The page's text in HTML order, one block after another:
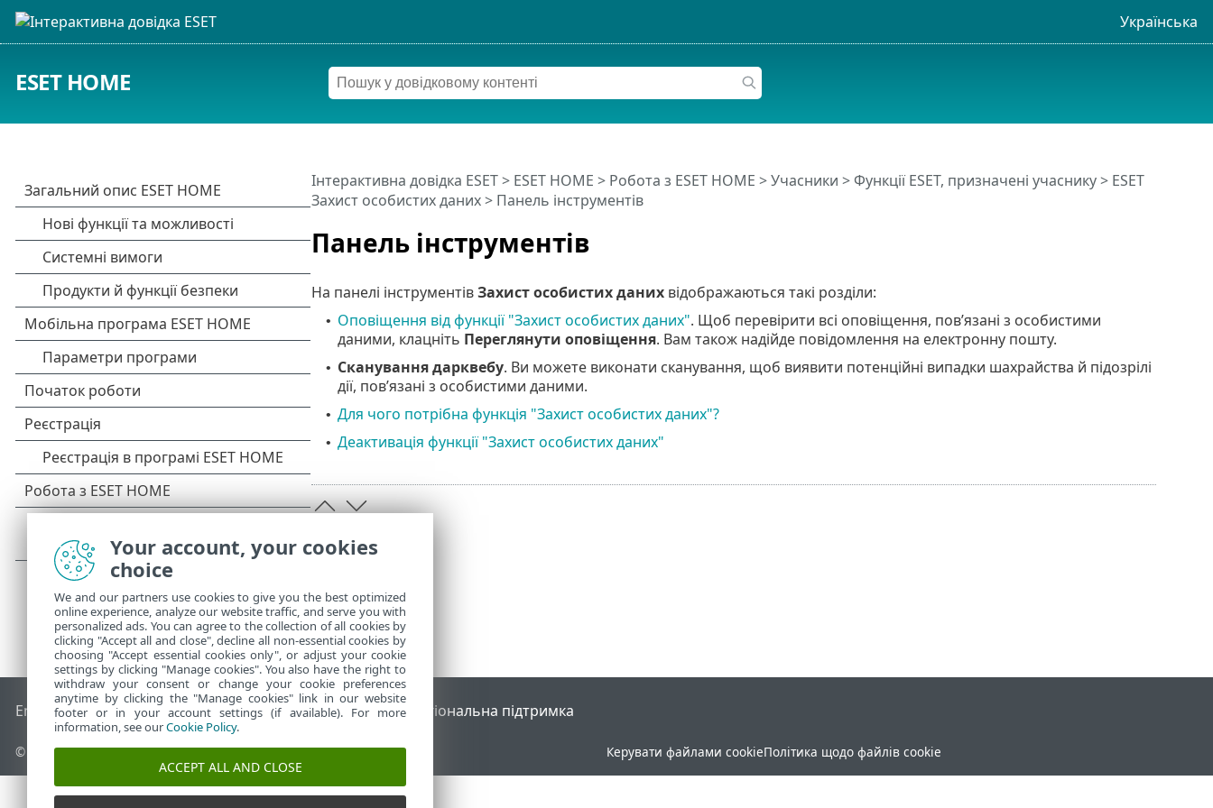
Українська
ESET HOME
Панель інструментів
Інтерактивна довідка ESET> ESET HOME > Робота з ESET HOME >Учасники >Функції ESET, призначені учаснику> ESET
Захист особистих даних> Панель інструментів
На панелі інструментівЗахист особистих данихвідображаються такі розділи:
• Оповіщення від функції "Захист особистих даних". Щоб перевірити всі оповіщення, пов’язані з особистими
даними, клацніть Переглянути оповіщення. Вам також надійде повідомлення на електронну пошту.
• Сканування дарквебу. Ви можете виконати сканування, щоб виявити потенційні випадки шахрайства й підозрілі
дії, пов’язані з особистими даними.
• Для чого потрібна функція "Захист особистих даних"?
• Деактивація функції "Захист особистих даних"
End of Life База знань ESETФорум ESET ESET Status Portal Регіональна підтримка
© 1992 - 2026 ESET, spol. s r.o. - Усі права захищено. Керувати файлами cookieПолітика щодо файлів cookie
Your account, your cookies
choice
We and our partners use cookies to give you the best optimized
online experience, analyze our website traffic, and serve you with
personalized ads. You can agree to the collection of all cookies by
clicking "Accept all and close", decline all non-essential cookies by
choosing "Accept essential cookies only", or adjust your cookie
settings by clicking "Manage cookies". You also have the right to
withdraw your consent or change your cookie preferences
anytime by clicking the "Manage cookies" link in our website
footer or in your account settings (if available). For more
information, see ourCookie Policy.
ACCEPT ALL AND CLOSE